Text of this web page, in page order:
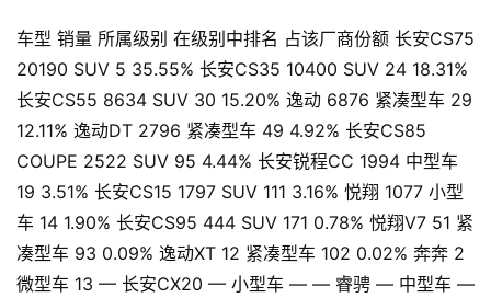
车型 销量 所属级别 在级别中排名 占该厂商份额 长安CS75
20190 SUV 5 35.55% 长安CS35 10400 SUV 24 18.31%
长安CS55 8634 SUV 30 15.20% 逸动 6876 紧凑型车 29
12.11% 逸动DT 2796 紧凑型车 49 4.92% 长安CS85
COUPE 2522 SUV 95 4.44% 长安锐程CC 1994 中型车
19 3.51% 长安CS15 1797 SUV 111 3.16% 悦翔 1077 小型
车 14 1.90% 长安CS95 444 SUV 171 0.78% 悦翔V7 51 紧
凑型车 93 0.09% 逸动XT 12 紧凑型车 102 0.02% 奔奔 2
微型车 13 — 长安CX20 — 小型车 — — 睿骋 — 中型车 —